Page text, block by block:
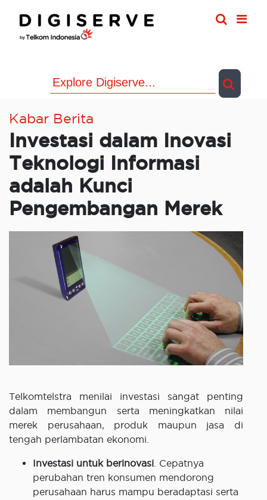
content
Kabar Berita
Investasi dalam Inovasi
Teknologi Informasi
adalah Kunci
Pengembangan Merek
Telkomtelstra menilai investasi sangat penting
dalam membangun serta meningkatkan nilai
merek perusahaan, produk maupun jasa di
tengah perlambatan ekonomi.
Investasi untuk berinovasi . Cepatnya
perubahan tren konsumen mendorong
perusahaan harus mampu beradaptasi serta